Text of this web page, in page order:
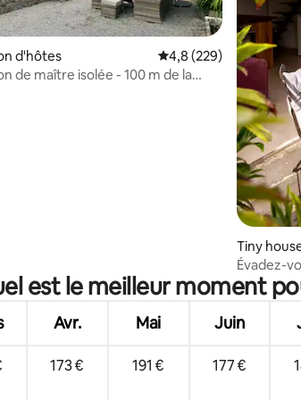
sur la base de 5 commentaires : 5 sur 5
d'hôtes Évaluation moyenne
4,8 (229)
de maître isolée - 100 m de la
Tiny
Évadez-
Galway,
est le meilleur moment
Avr. Mai Juin
173 € 191 € 177 €